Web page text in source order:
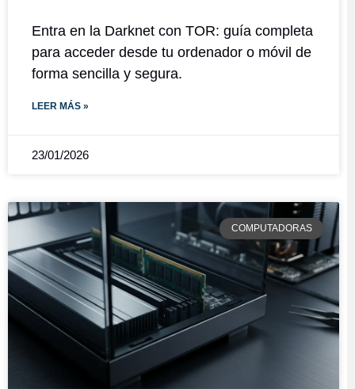
Entra en la Darknet con TOR: guía completa
para acceder desde tu ordenador o móvil de
forma sencilla y segura.
LEER MÁS »
23/01/2026
COMPUTADORAS